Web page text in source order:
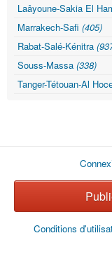
Laâyoune-Sakia El
Marrakech-Safi (405)
Rabat-Salé-Kénitra
Souss-Massa (338)
Tanger-Tétouan-Al
Conditions